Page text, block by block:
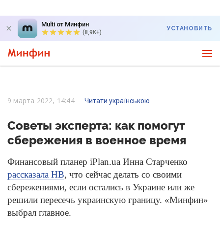
Multi от Минфин
(8,9K+)
УСТАНОВИТЬ
9 марта 2022, 14:44 Читати українською
Советы эксперта: как помогут
сбережения в военное время
Финансовый планер iPlan.ua Инна Старченко
рассказала НВ, что сейчас делать со своими
сбережениями, если остались в Украине или же
решили пересечь украинскую границу. «Минфин»
выбрал главное.